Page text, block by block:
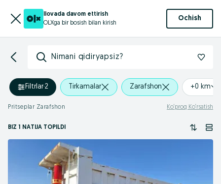
Ilovada davom ettirish
OLXga bir bosish bilan kirish
Ochish
Nimani qidiryapsiz?
Filtrlar·2 Tirkamalar Zarafshon +0 km
Pritseplar Zarafshon Ko‘proq Ko‘rsatish
BIZ 1 NATIJA TOPILDI